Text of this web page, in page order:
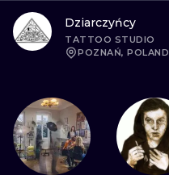
Dziarczyńcy
TATTOO STUDIO
POZNAŃ, POLAND